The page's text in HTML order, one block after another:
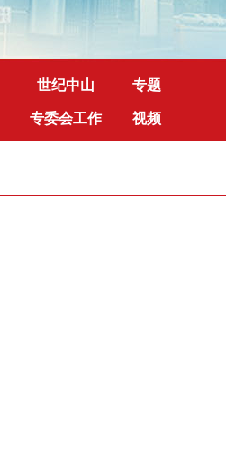
世纪中山 专题
专委会工作 视频